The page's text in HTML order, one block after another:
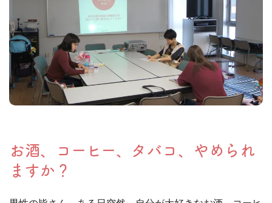
お酒、コーヒー、タバコ、やめられ
ますか？